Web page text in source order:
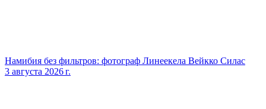
Намибия без фильтров: фотограф Линеекела Вейкко Силас
3 августа 2026 г.